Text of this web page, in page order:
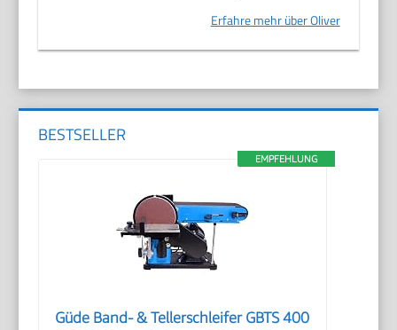
Erfahre mehr über Oliver
BESTSELLER
EMPFEHLUNG
Güde Band- & Tellerschleifer GBTS 400